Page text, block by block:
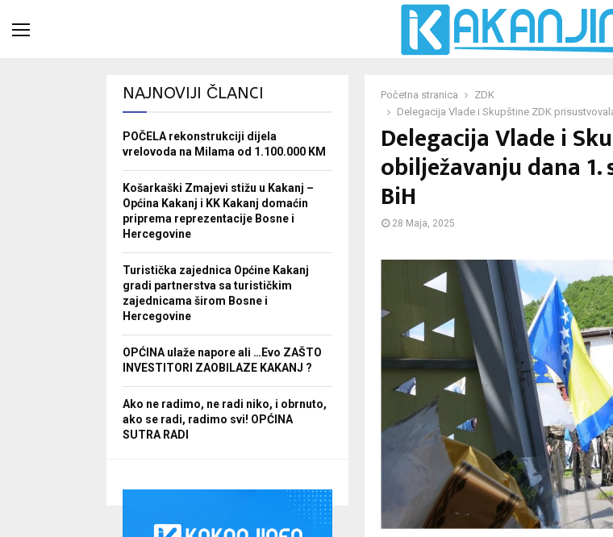
Početna stranica
ZDK
Delegacija Vlade i Skupštine ZDK
Delegacija Vlade i
obilježavanju dana
BiH
28 Maja, 2025
NAJNOVIJI ČLANCI
POČELA rekonstrukciji dijela
vrelovoda na Milama od 1.100.000 KM
Košarkaški Zmajevi stižu u Kakanj –
Općina Kakanj i KK Kakanj domaćin
priprema reprezentacije Bosne i
Hercegovine
Turistička zajednica Općine Kakanj
gradi partnerstva sa turističkim
zajednicama širom Bosne i
Hercegovine
OPĆINA ulaže napore ali …Evo ZAŠTO
INVESTITORI ZAOBILAZE KAKANJ ?
Ako ne radimo, ne radi niko, i obrnuto,
ako se radi, radimo svi! OPĆINA
SUTRA RADI